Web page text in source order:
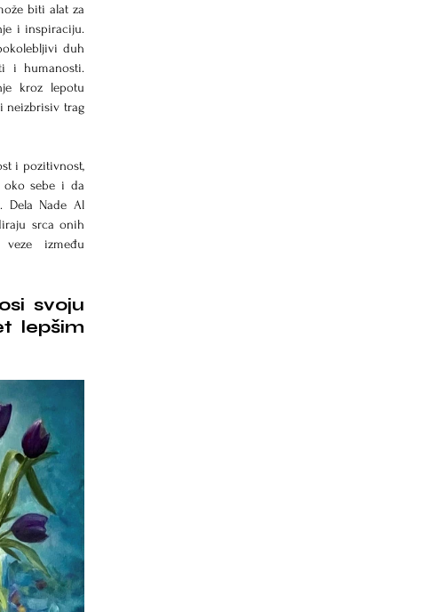
biti alat za
i inspiraciju.
duh
i humanosti.
kroz lepotu
neizbrisiv trag
i pozitivnost,
sebe i da
Dela Nade Al
srca onih
između
svoju
lepšim